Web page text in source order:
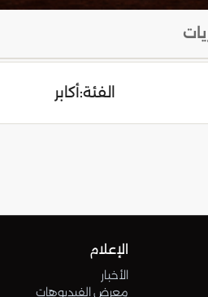
الفئة:أكابر
الإعلام
الأخبار
معرض الفيديوهات